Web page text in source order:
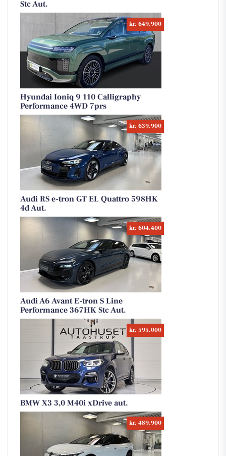
Stc Aut.
kr. 649.900
Hyundai Ioniq 9 110 Calligraphy
Performance 4WD 7prs
kr. 639.900
Audi RS e-tron GT EL Quattro 598HK
4d Aut.
kr. 604.400
Audi A6 Avant E-tron S Line
Performance 367HK Stc Aut.
kr. 595.000
BMW X3 3,0 M40i xDrive aut.
kr. 489.900